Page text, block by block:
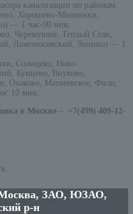
канализации по районам:
Хорошево-Мневники,
— 1 час-00 мин.
Черемушки, Теплый Стан,
Ломоносовский, Зюзино) — 1
Солнцево, Ново-
Кунцево, Внуково,
Очаково, Матвеевское, Фили,
10 мин.
в Москве – +7(499) 409-12-
Москва, ЗАО, ЮЗАО,
р-н